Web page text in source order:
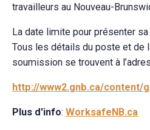
travailleurs au Nouveau-
La date limite pour présenter
Tous les détails du poste et de
soumission se trouvent à
http://www2.gnb.ca/
Plus d'info:WorksafeNB.ca